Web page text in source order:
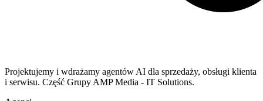
Projektujemy i wdrażamy agentów AI dla sprzedaży, obsługi klienta
i serwisu. Część Grupy AMP Media - IT Solutions.